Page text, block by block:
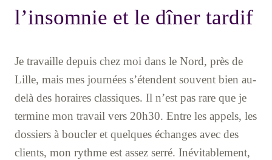
l’insomnie et le dîner tardif
Je travaille depuis chez moi dans le Nord, près de
Lille, mais mes journées s’étendent souvent bien au-
delà des horaires classiques. Il n’est pas rare que je
termine mon travail vers 20h30. Entre les appels, les
dossiers à boucler et quelques échanges avec des
clients, mon rythme est assez serré. Inévitablement,